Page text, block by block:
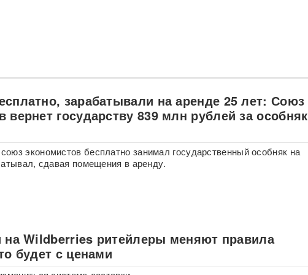
зарабатывали на аренде 25 лет: Союз
вернет государству 839 млн рублей за особняк
экономистов бесплатно занимал государственный особняк на
сдавая помещения в аренду.
на Wildberries ритейлеры меняют правила
будет с ценами